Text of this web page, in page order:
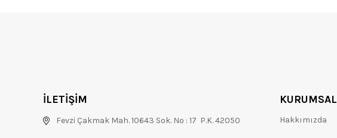
İLETİŞİM
Fevzi Çakmak Mah. 10643 Sok. No : 17 P.K. 42050
KURUMSAL
Hakkımızda